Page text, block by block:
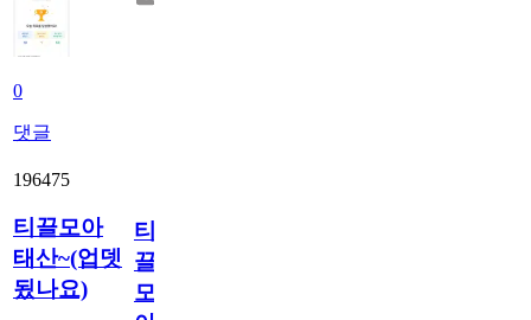
0
댓글
196475
티끌모아
태산~(업뎃
됬나요)
티
끌
모